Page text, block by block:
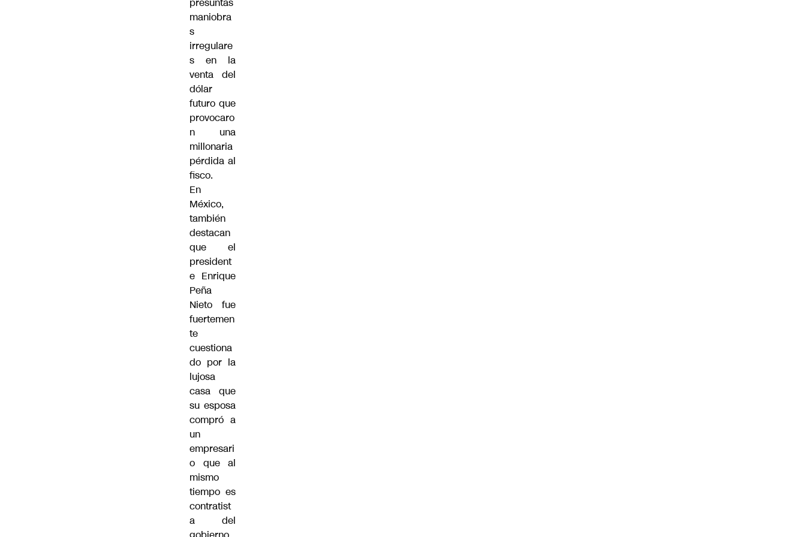
presuntas
maniobra
s
irregulare
s en la
venta del
dólar
futuro que
provocaro
n una
millonaria
pérdida al
fisco.
En
México,
también
destacan
que el
president
e Enrique
Peña
Nieto fue
fuertemen
te
cuestiona
do por la
lujosa
casa que
su esposa
compró a
un
empresari
o que al
mismo
tiempo es
contratist
a del